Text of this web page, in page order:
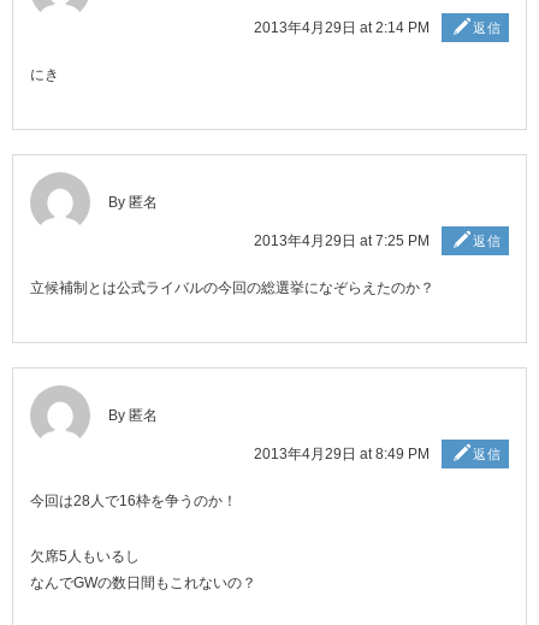
2013年4月29日 at 2:14 PM 返信
にき
By 匿名
2013年4月29日 at 7:25 PM 返信
立候補制とは公式ライバルの今回の総選挙になぞらえたのか？
By 匿名
2013年4月29日 at 8:49 PM 返信
今回は28人で16枠を争うのか！
欠席5人もいるし
なんでGWの数日間もこれないの？